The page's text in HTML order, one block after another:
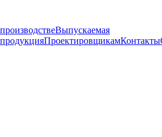
производствеВыпускаемая
продукцияПроектировщикамКонтакты